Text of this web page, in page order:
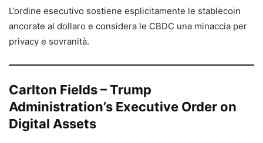
L’ordine esecutivo sostiene esplicitamente le stablecoin
ancorate al dollaro e considera le CBDC una minaccia per
privacy e sovranità.
Carlton Fields – Trump
Administration’s Executive Order on
Digital Assets